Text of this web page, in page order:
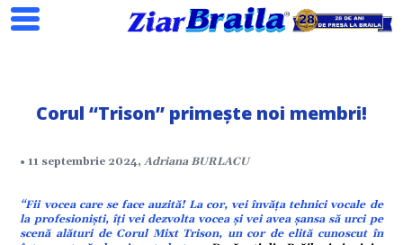
Corul “Trison” primește noi membri!
• 11 septembrie 2024,Adriana BURLACU
“Fii vocea care se face auzită! La cor, vei învăța tehnici vocale de
la profesioniști, îți vei dezvolta vocea și vei avea șansa să urci pe
scenă alături de Corul Mixt Trison, un cor de elită cunoscut în